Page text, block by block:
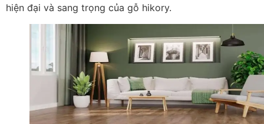
hiện đại và sang trọng của gỗ hikory.